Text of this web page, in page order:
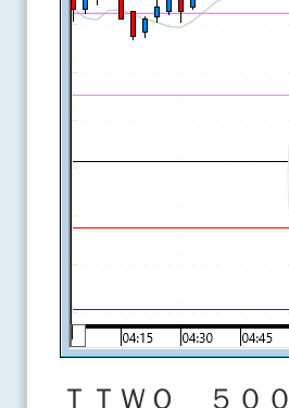
ＴＴＷＯ ５０